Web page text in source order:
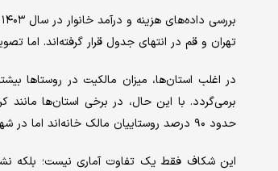
تهران و قم در انتهای جدول قرار گرفته‌اند. اما
در اغلب استان‌ها، میزان مالکیت در روستاها
برمی‌گردد. با این حال، در برخی استان‌ها
حدود ۹۰ درصد روستاییان مالک خانه‌اند اما در شهرها این عدد به حوالی ۶۰ درصد می‌رسد.
این شکاف فقط یک تفاوت آماری نیست؛ بلکه